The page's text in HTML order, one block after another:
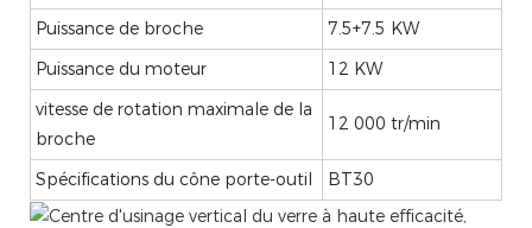
Puissance de broche
7.5+7.5 KW
Puissance du moteur
12 KW
vitesse de rotation maximale de la
broche
12 000 tr/min
Spécifications du cône porte-outil BT30